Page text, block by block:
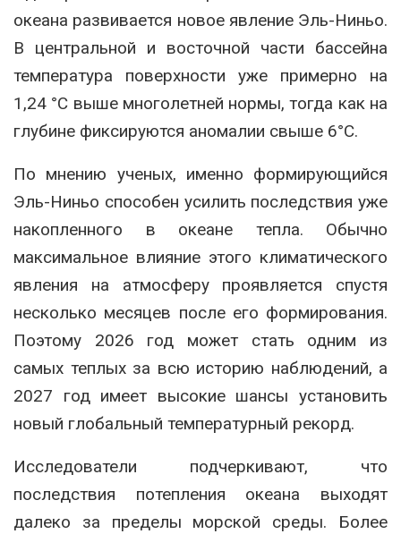
океана развивается новое явление Эль-Ниньо.
В центральной и восточной части бассейна
температура поверхности уже примерно на
1,24 °C выше многолетней нормы, тогда как на
глубине фиксируются аномалии свыше 6°C.
По мнению ученых, именно формирующийся
Эль-Ниньо способен усилить последствия уже
накопленного в океане тепла. Обычно
максимальное влияние этого климатического
явления на атмосферу проявляется спустя
несколько месяцев после его формирования.
Поэтому 2026 год может стать одним из
самых теплых за всю историю наблюдений, а
2027 год имеет высокие шансы установить
новый глобальный температурный рекорд.
Исследователи подчеркивают, что
последствия потепления океана выходят
далеко за пределы морской среды. Более